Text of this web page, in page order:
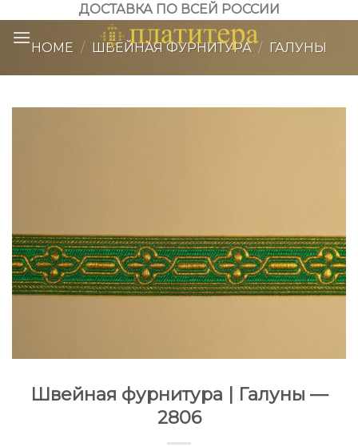
content
ДОСТАВКА ПО ВСЕЙ РОССИИ
HOME / ШВЕЙНАЯ ФУРНИТУРА / ГАЛУНЫ
Швейная фурнитура | Галуны —
2806